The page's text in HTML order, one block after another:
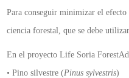
Para conseguir minimizar el efecto
ciencia forestal, que se debe
En el proyecto Life Soria
• Pino silvestre (Pinus sylvestris)